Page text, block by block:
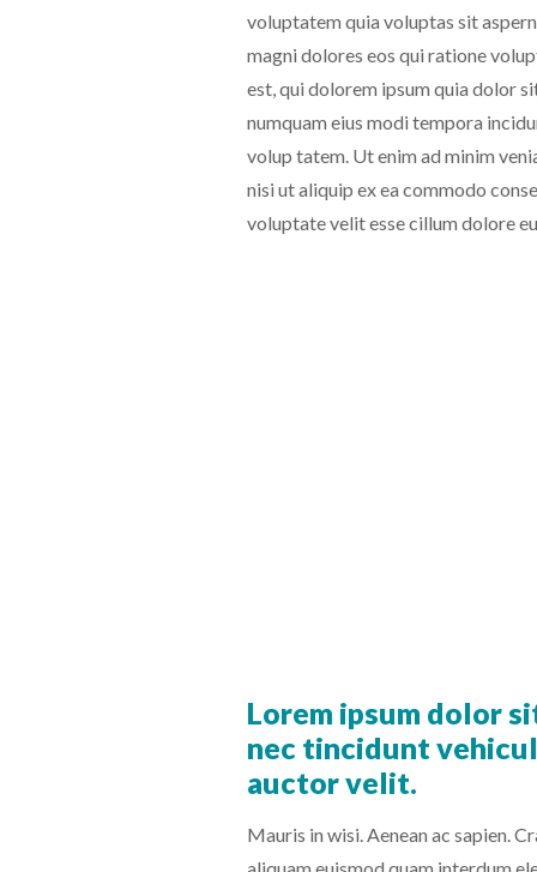
voluptatem quia voluptas sit
magni dolores eos qui ratione
est, qui dolorem ipsum quia dolor
numquam eius modi tempora
volup tatem. Ut enim ad minim
nisi ut aliquip ex ea commodo
voluptate velit esse cillum dolore
Lorem ipsum dolor
nec tincidunt
auctor velit.
Mauris in wisi. Aenean ac sapien.